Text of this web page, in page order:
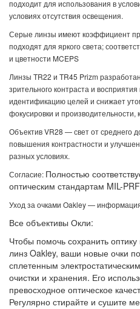
подходит для использования в
условиях отсутствия освещения.
Серые линзы имеют коэффициент
подходят для яркого света;
и цветности MCEPS
Линзы TR22 и TR45 Prizm
зрительного контраста и
идентификацию целей и снижает
фокусировки и производительности,
Объектив VR28 — свет от среднего
повышения контрастности и
разных условиях.
Согласие: Полностью
оптическим стандартам MIL-
Уход за очками Oakley —
Все объективы Окли:
Чтобы помочь сохранить
линз Oakley, ваши новые очки
сплетенным
очистки и хранения. Его
превосходное оптическое
Регулярно стирайте и сушите